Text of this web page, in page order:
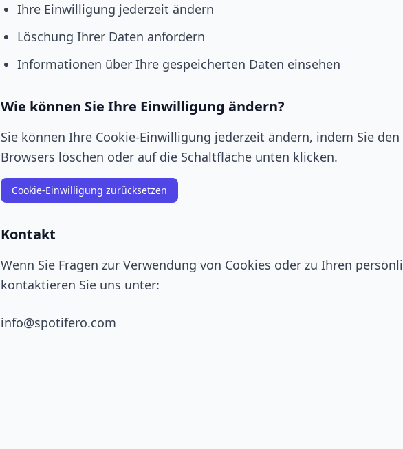
Ihre Einwilligung jederzeit ändern
Löschung Ihrer Daten anfordern
Informationen über Ihre gespeicherten Daten einsehen
Wie können Sie Ihre Einwilligung ändern?
Sie können Ihre Cookie-Einwilligung jederzeit ändern, indem Sie
Browsers löschen oder auf die Schaltfläche unten klicken.
Cookie-Einwilligung zurücksetzen
Kontakt
Wenn Sie Fragen zur Verwendung von Cookies oder zu Ihren
kontaktieren Sie uns unter:
info@spotifero.com